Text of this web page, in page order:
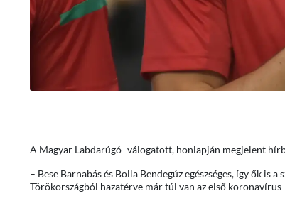
A Magyar Labdarúgó- válogatott, honlapján megjelent
– Bese Barnabás és Bolla Bendegúz egészséges, így ők
Törökországból hazatérve már túl van az első